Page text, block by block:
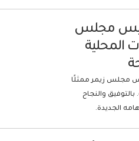
مجلس
المحلية
مجلس زيمر ممثلًا
والنجاح
الجديدة.